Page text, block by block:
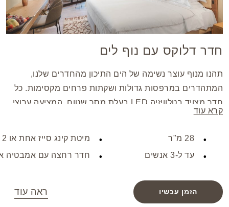
חדר דלוקס עם נוף לים
תהנו מנוף עוצר נשימה של הים התיכון מהחדרים שלנו,
המתהדרים במרפסות גדולות ושקתות פרחים מקסימות. כל
חדר מצויד בטלוויזיה LED בעלת מסך שטוח, המציעה ערוצי
סרטים בלוויין עם גישה מלאה, מיני בר ואמצעים להכנת תה
מה שמבטיח שהשהייה שלכם תהיה נוחה וחלקה.
קרא עוד
28 מ"ר
עד ל-3 אנשים
מיטת קינג סייז אחת או 2 מיטות טווין
חדר רחצה עם אמבטיה
הזמן עכשיו ראה עוד